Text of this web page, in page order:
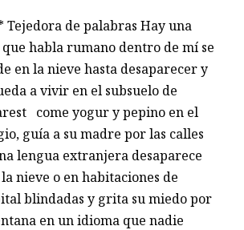
Tejedora de palabras Hay una
habla rumano dentro de mí se
en la nieve hasta desaparecer y
a vivir en el subsuelo de
come yogur y pepino en el
guía a su madre por las calles
lengua extranjera desaparece
nieve o en habitaciones de
blindadas y grita su miedo por
en un idioma que nadie